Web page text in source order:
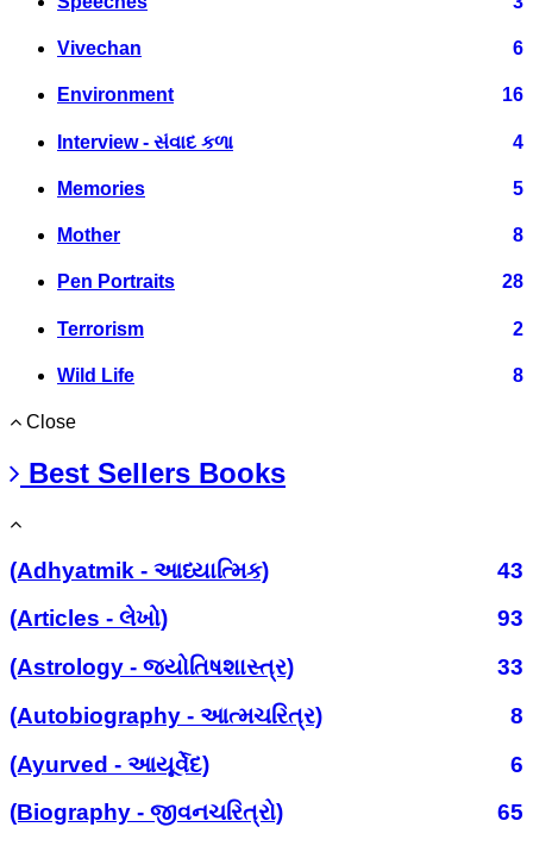
Vivechan 6
Environment 16
Interview - સંવાદ કળા 4
Memories 5
Mother 8
Pen Portraits 28
Terrorism 2
Wild Life 8
Close
Best Sellers Books
(Adhyatmik - આધ્યાત્મિક)
43
(Articles - લેખો)
93
(Astrology - જ્યોતિષશાસ્ત્ર)
33
(Autobiography - આત્મચરિત્ર)
8
(Ayurved - આયૂર્વેદ)
6
(Biography - જીવનચરિત્રો)
65